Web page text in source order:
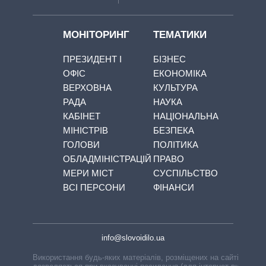
МОНІТОРИНГ
ПРЕЗИДЕНТ І
ОФІС
ВЕРХОВНА
РАДА
КАБІНЕТ
МІНІСТРІВ
ГОЛОВИ
ОБЛАДМІНІСТРАЦІЙ
МЕРИ МІСТ
ВСІ ПЕРСОНИ
ТЕМАТИКИ
БІЗНЕС
ЕКОНОМІКА
КУЛЬТУРА
НАУКА
НАЦІОНАЛЬНА
БЕЗПЕКА
ПОЛІТИКА
ПРАВО
СУСПІЛЬСТВО
ФІНАНСИ
info@slovoidilo.ua
Використання будь-яких матеріалів, розміщених на сайті,